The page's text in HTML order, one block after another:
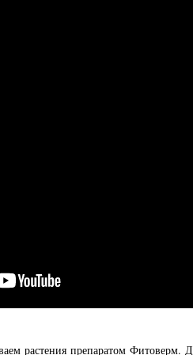
растения препаратом